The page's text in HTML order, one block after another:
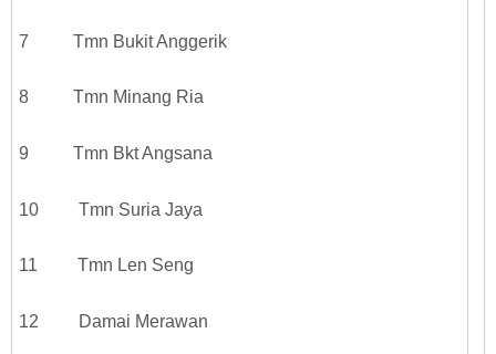
7 Tmn Bukit Anggerik
8 Tmn Minang Ria
9 Tmn Bkt Angsana
10 Tmn Suria Jaya
11 Tmn Len Seng
12 Damai Merawan